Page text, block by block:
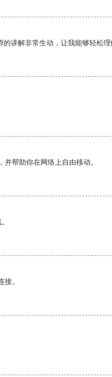
讲解非常生动，让我能够轻松理
帮助你在网络上自由移动。
。